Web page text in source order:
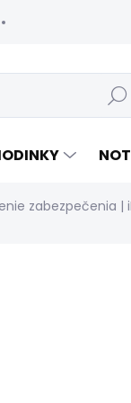
Hľadať
zabezpečenia |